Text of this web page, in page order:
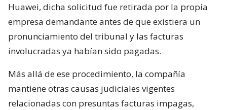
Huawei, dicha solicitud fue retirada por la propia
empresa demandante antes de que existiera un
pronunciamiento del tribunal y las facturas
involucradas ya habían sido pagadas.
Más allá de ese procedimiento, la compañía
mantiene otras causas judiciales vigentes
relacionadas con presuntas facturas impagas,